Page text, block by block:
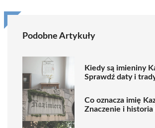
Podobne Artykuły
Kiedy są imieniny
Sprawdź daty i
Co oznacza imię
Znaczenie i historia